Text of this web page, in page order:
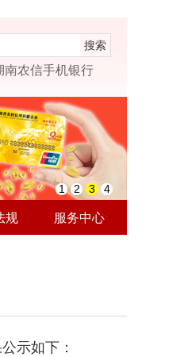
搜索
南农信手机银行
1 2 3 4
规 服务中心
示如下：